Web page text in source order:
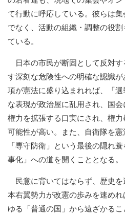
て行動に呼応している。彼らは
でなく、活動の組織・調整の役
ている。
日本の市民が断固として反対
す深刻な危険性への明確な認識
項が憲法に盛り込まれれば、「
な表現が政治屋に乱用され、国
権力を拡張する口実にされ、権
可能性が高い。また、自衛隊を
「専守防衛」という最後の隠れ
事化」への道を開くこととなる。
民意に背いてはならず、歴史
本右翼勢力が改憲の歩みを速め
ゆる「普通の国」から遠ざかる